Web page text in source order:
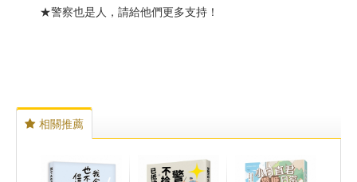
★警察也是人，請給他們更多支持！
相關推薦